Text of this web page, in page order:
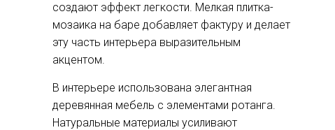
создают эффект легкости. Мелкая плитка-
мозаика на баре добавляет фактуру и делает
эту часть интерьера выразительным
акцентом.
В интерьере использована элегантная
деревянная мебель с элементами ротанга.
Натуральные материалы усиливают